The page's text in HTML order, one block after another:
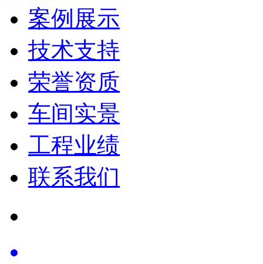
案例展示
技术支持
荣誉资质
车间实景
工程业绩
联系我们